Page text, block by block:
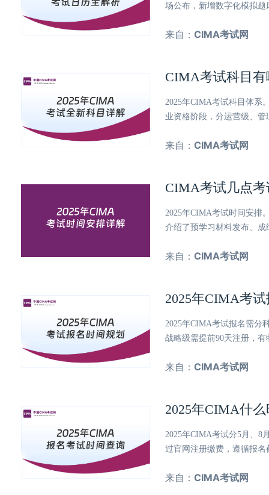
场公布，新增数字化模拟
来自： CIMA考试网
CIMA考试科目有
2025年CIMA考试科目体系
业资格阶段，分运营级、
来自： CIMA考试网
CIMA考试几点考
2025年CIMA考试时间安排
介绍了预学习材料发布、
来自： CIMA考试网
2025年CIMA考
2025年CIMA考试报名需分
战略级需提前90天注册，
来自： CIMA考试网
2025年CIMA什
2025年CIMA考试分5月、8
过官网注册缴费，遵循报
来自： CIMA考试网